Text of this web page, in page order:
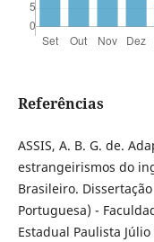
Referências
ASSIS, A. B. G. de.
estrangeirismos do
Brasileiro.
Portuguesa) -
Estadual Paulista